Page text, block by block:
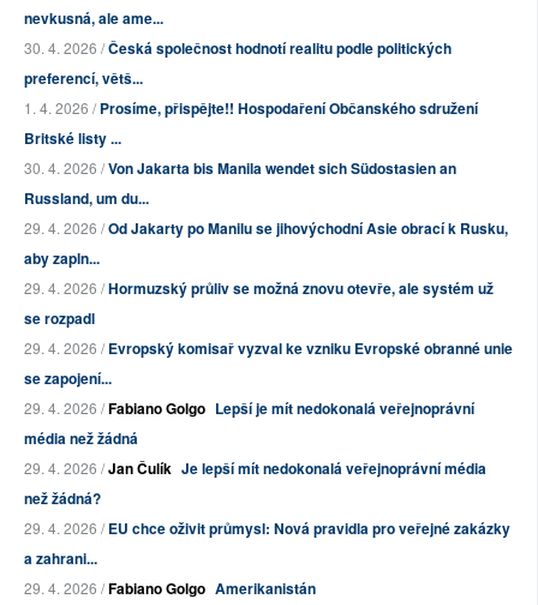
nevkusná, ale ame...
30. 4. 2026 /Česká společnost hodnotí realitu podle politických
preferencí, větš...
1. 4. 2026 /Prosíme, přispějte!! Hospodaření Občanského sdružení
Britské listy ...
30. 4. 2026 /Von Jakarta bis Manila wendet sich Südostasien an
Russland, um du...
29. 4. 2026 /Od Jakarty po Manilu se jihovýchodní Asie obrací k Rusku,
aby zapln...
29. 4. 2026 /Hormuzský průliv se možná znovu otevře, ale systém už
se rozpadl
29. 4. 2026 /Evropský komisař vyzval ke vzniku Evropské obranné unie
se zapojení...
29. 4. 2026 /Fabiano Golgo Lepší je mít nedokonalá veřejnoprávní
média než žádná
29. 4. 2026 /Jan Čulík Je lepší mít nedokonalá veřejnoprávní média
než žádná?
29. 4. 2026 /EU chce oživit průmysl: Nová pravidla pro veřejné zakázky
a zahrani...
29. 4. 2026 /Fabiano Golgo Amerikanistán